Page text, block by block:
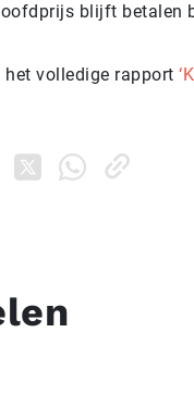
blijft betalen
het volledige rapport